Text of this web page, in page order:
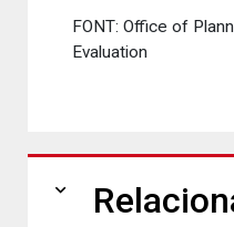
FONT: Office of
Evaluation
expand_more